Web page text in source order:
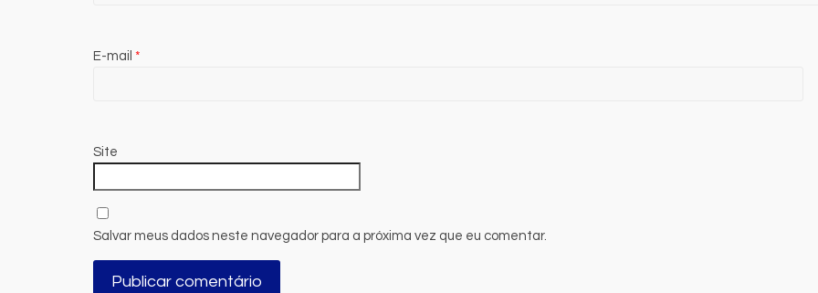
E-mail *
Site
Salvar meus dados neste navegador para a próxima vez que eu comentar.